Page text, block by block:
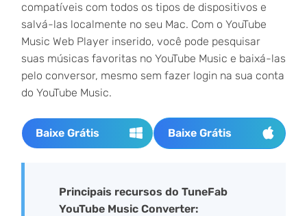
compatíveis com todos os tipos de dispositivos e
salvá-las localmente no seu Mac. Com o YouTube
Music Web Player inserido, você pode pesquisar
suas músicas favoritas no YouTube Music e baixá-las
pelo conversor, mesmo sem fazer login na sua conta
do YouTube Music.
Baixe Grátis Baixe Grátis
Principais recursos do TuneFab
YouTube Music Converter: